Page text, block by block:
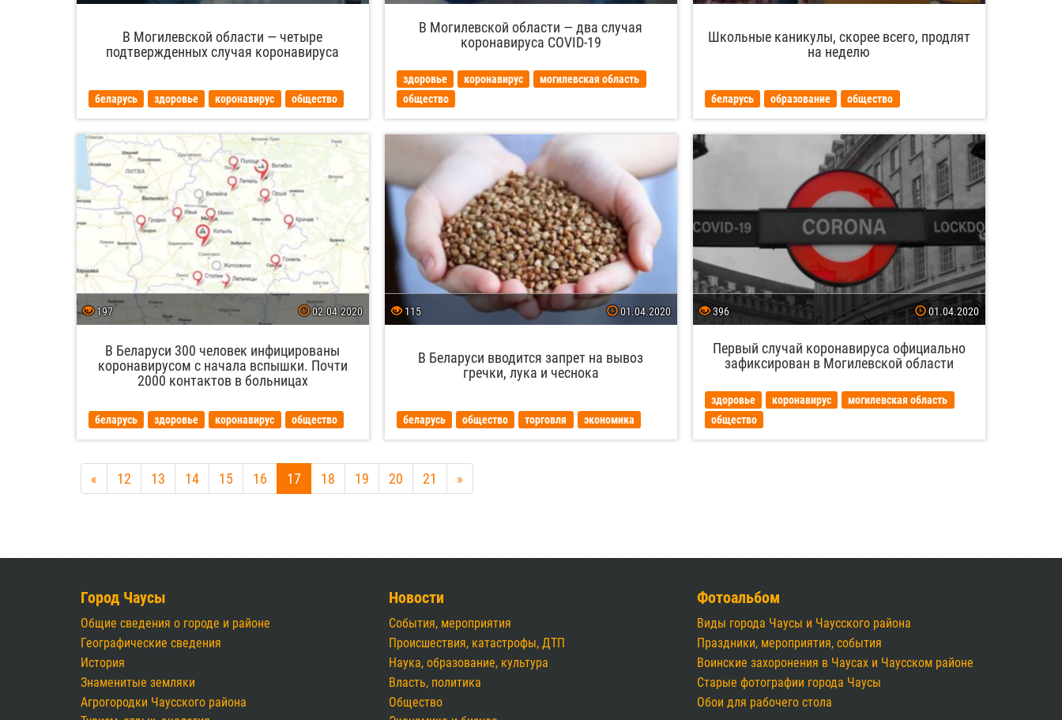
В Могилевской области — четыре
подтвержденных случая коронавируса
беларусь здоровье коронавирус общество
В Могилевской области — два случая
коронавируса COVID-19
здоровье коронавирус
могилевская область
общество
Школьные каникулы, скорее всего, продлят
на неделю
беларусь образование общество
197 02.04.2020
В Беларуси 300 человек инфицированы
коронавирусом с начала вспышки. Почти
2000 контактов в больницах
беларусь здоровье коронавирус общество
115 01.04.2020
В Беларуси вводится запрет на вывоз
гречки, лука и чеснока
беларусь общество торговля экономика
396 01.04.2020
Первый случай коронавируса официально
зафиксирован в Могилевской области
здоровье коронавирус
могилевская область
общество
« 12 13 14 15 16 17 18 19 20 21 »
Город Чаусы
Общие сведения о городе и районе
Географические сведения
История
Знаменитые земляки
Агрогородки Чаусского района
Новости
События, мероприятия
Происшествия, катастрофы, ДТП
Наука, образование, культура
Власть, политика
Общество
Фотоальбом
Виды города Чаусы и Чаусского района
Праздники, мероприятия, события
Воинские захоронения в Чаусах и Чаусском районе
Старые фотографии города Чаусы
Обои для рабочего стола